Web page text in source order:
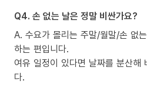
Q4. 손 없는 날은 정말 비싼가요?
A. 수요가 몰리는 주말/월말/손 없
하는 편입니다.
여유 일정이 있다면 날짜를 분산해
다.